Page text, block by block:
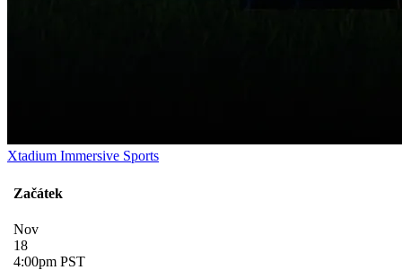
Xtadium Immersive Sports
Začátek
Nov
18
4:00pm PST